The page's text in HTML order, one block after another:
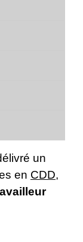
un
en CDD,